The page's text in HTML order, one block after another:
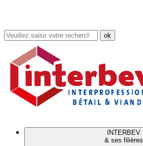
Rechercher
dans
site
INTERBEV
& ses filières